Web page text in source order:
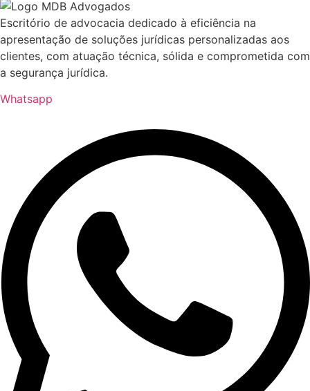
Escritório de advocacia dedicado à eficiência na
apresentação de soluções jurídicas personalizadas aos
clientes, com atuação técnica, sólida e comprometida com
a segurança jurídica.
Whatsapp